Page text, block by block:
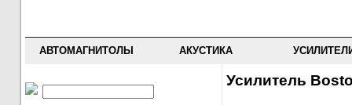
АВТОМАГНИТОЛЫ АКУСТИКА
Усилитель